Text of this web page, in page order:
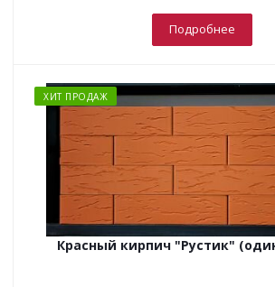
Подробнее
ХИТ ПРОДАЖ
Красный кирпич "Рустик"